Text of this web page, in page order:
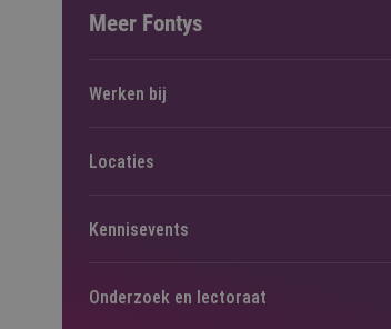
Meer Fontys
Werken bij
Locaties
Kennisevents
Onderzoek en lectoraat